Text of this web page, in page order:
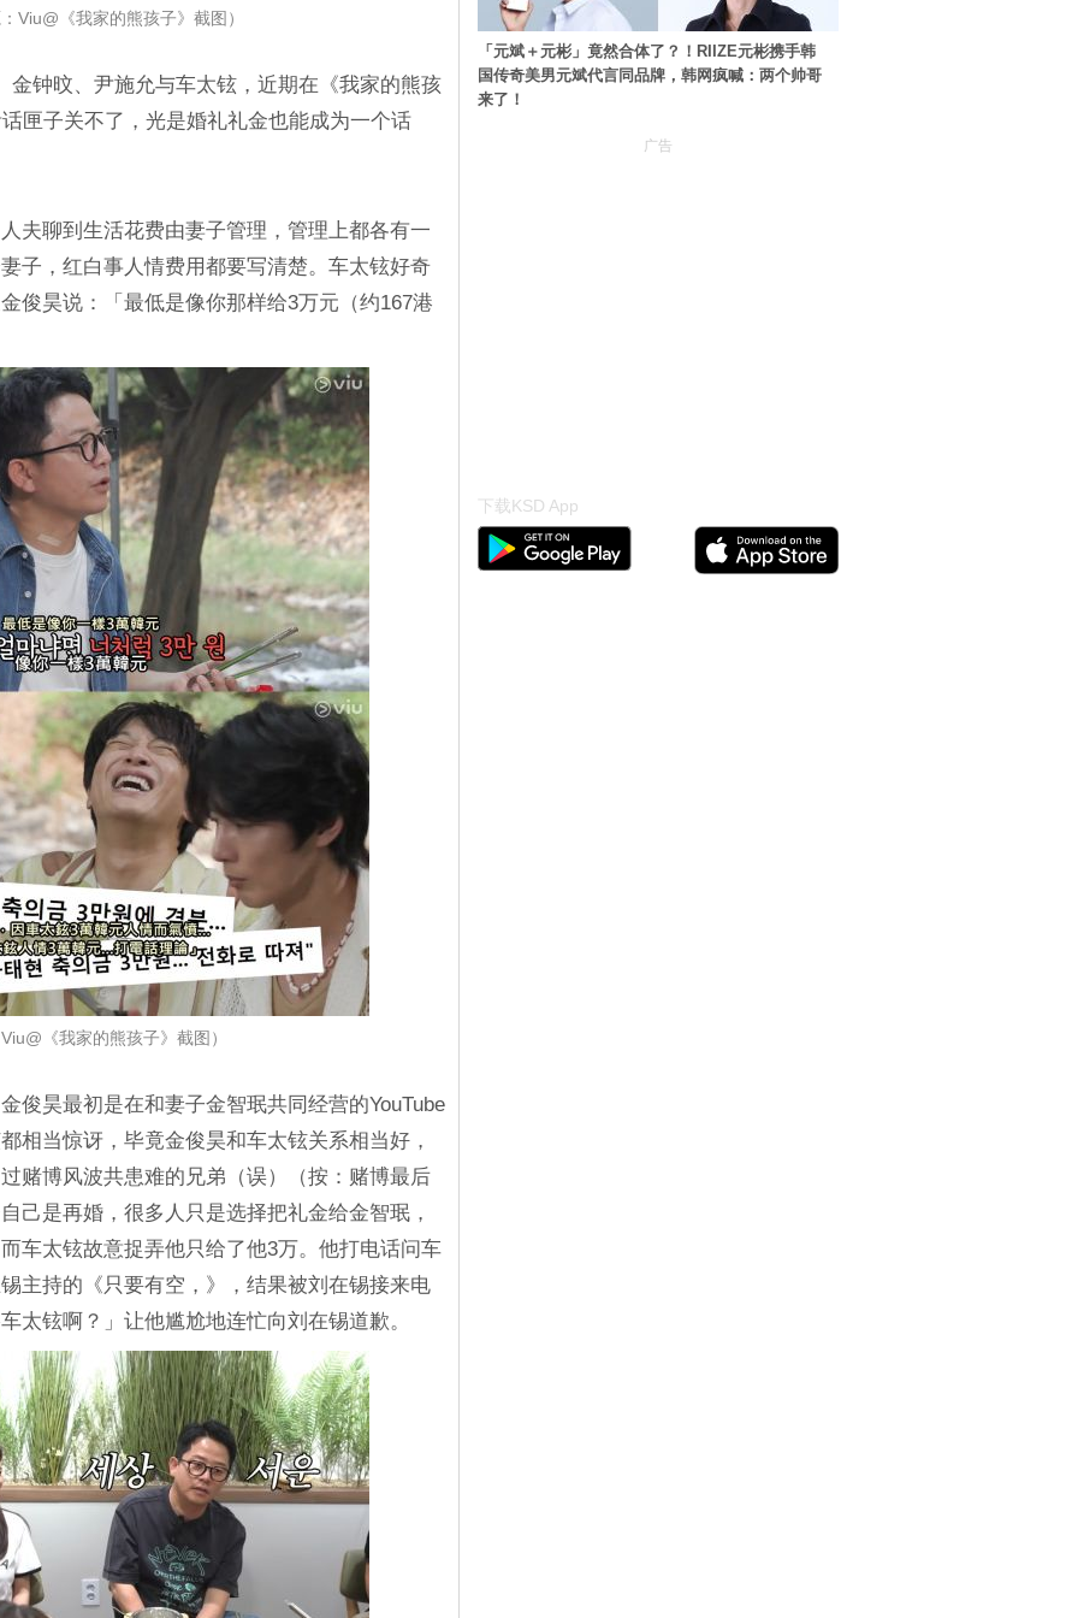
Viu@《我家的熊孩子》截图）
金钟旼、尹施允与车太铉，近期在《我家的熊孩
匣子关不了，光是婚礼礼金也能成为一个话
夫聊到生活花费由妻子管理，管理上都各有一
子，红白事人情费用都要写清楚。车太铉好奇
俊昊说：「最低是像你那样给3万元（约167港
《我家的熊孩子》截图）
俊昊最初是在和妻子金智珉共同经营的YouTube
相当惊讶，毕竟金俊昊和车太铉关系相当好，
赌博风波共患难的兄弟（误）（按：赌博最后
己是再婚，很多人只是选择把礼金给金智珉，
车太铉故意捉弄他只给了他3万。他打电话问车
主持的《只要有空，》，结果被刘在锡接来电
太铉啊？」让他尴尬地连忙向刘在锡道歉。
「元斌＋元彬」竟然合体了？！RIIZE元彬携手韩
国传奇美男元斌代言同品牌，韩网疯喊：两个帅哥
来了！
广告
下载KSD App